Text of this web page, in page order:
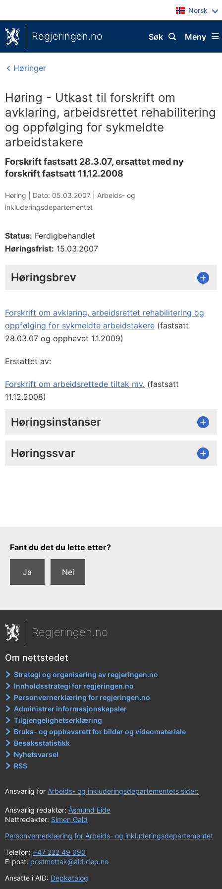
Norsk
Regjeringen.no Meny
Søk
Høringer
Høring - Utkast til forskrift om
avklaring, arbeidsrettet rehabilitering
og oppfølging for sykmeldte
arbeidstakere
Forskrift fastsatt 28.3.07, ersattet med ny
forskrift fastsatt 11.12.2008
Høring | Dato: 05.03.2007
Arbeids- og
inkluderingsdepartementet
Status: Ferdigbehandlet
Høringsfrist: 15.03.2007
Høringsbrev
Forskrift om avklaring, arbeidsrettet rehabilitering og
oppfølging for sykmeldte arbeidstakere (fastsatt
28.03.07 og opphevet 1.1.2009)
Erstattet av:
Forskrift om arbeidsrettede tiltak mv. (fastsatt
11.12.2008)
Høringsinstanser
Høringssvar
Tilbakemeldingsskjema
Fant du det du lette etter?
Ja Nei
Regjeringen.no
Om nettstedet
Strategi og organisering av regjeringen.no
Innholdsstrategi for regjeringen.no
Personvernerklæring for regjeringen.no
Administrer informasjonskapsler
Tilgjengelighetserklæring
Bruks- og opphavsrett for bilder og videomateriale
Besøksstatistikk
Nyhetsvarsel
RSS
Ansvarlig for Arbeids- og inkluderingsdepartementets sider:
Ansvarlig redaktør: Åsmund Eide
Nettredaktør: Simen Gald
Personvernerklæring for Arbeids- og inkluderingsdepartementet
Telefon: +47 222 49 090
E-post: postmottak@aid.dep.no
Ansatte i AID: Depkatalog